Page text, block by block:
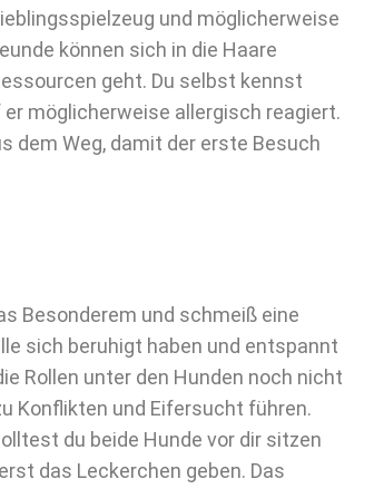
und möglicherweise
können sich in die Haare
geht. Du selbst kennst
möglicherweise allergisch reagiert.
dem Weg, damit der erste Besuch
Besonderem und schmeiß eine
sich beruhigt haben und entspannt
Rollen unter den Hunden noch nicht
Konflikten und Eifersucht führen.
du beide Hunde vor dir sitzen
das Leckerchen geben. Das